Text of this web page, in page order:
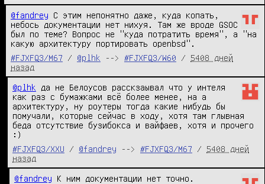
@fandrey С этим непонятно даже, куда копать,
небось документации нет нихуя. Там же вроде GSOC
был по теме? Вопрос не "куда потратить время", а "на
какую архитектуру портировать openbsd".
#FJXFQ3/M67
/ @plhk --> #FJXFQ3/W60 / 5408 дней
назад
@plhk
да не Белоусов расскзаывал что у интеля
как раз с бумажками всё более менее, на а
архитектуру, ну роутеры тогда какие нибудь бы
помучали, которые сейчас в ходу, хотя там глывная
беда отсутствие бузибокса и вайфаев, хотя и прочего
:)
#FJXFQ3/XXU
/ @fandrey --> #FJXFQ3/M67 / 5408 дней
назад
@fandrey К ним документации нет точно.